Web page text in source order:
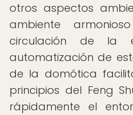
otros aspectos
ambiente
circulación de la
automatización de
de la domótica
principios del Feng
rápidamente el